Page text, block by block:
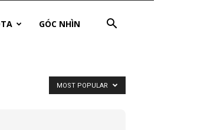
GÓC NHÌN
MOST POPULAR